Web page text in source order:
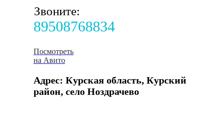
Звоните:
89508768834
Посмотреть
на Авито
Адрес: Курская область, Курский
район, село Ноздрачево